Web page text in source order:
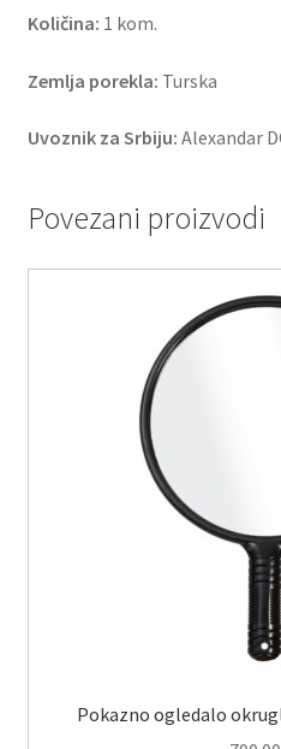
Količina: 1 kom.
Zemlja porekla: Turska
Uvoznik za Srbiju: Alexandar
Povezani proizvodi
Pokazno ogledalo